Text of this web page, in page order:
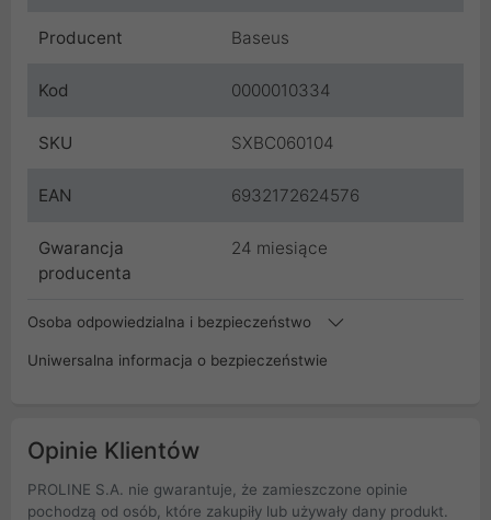
Producent Baseus
Kod 0000010334
SKU SXBC060104
EAN 6932172624576
Gwarancja
producenta
24 miesiące
Osoba odpowiedzialna i bezpieczeństwo
Uniwersalna informacja o bezpieczeństwie
Opinie Klientów
PROLINE S.A. nie gwarantuje, że zamieszczone opinie
pochodzą od osób, które zakupiły lub używały dany produkt.